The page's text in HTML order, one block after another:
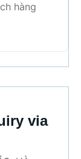
hàng
via